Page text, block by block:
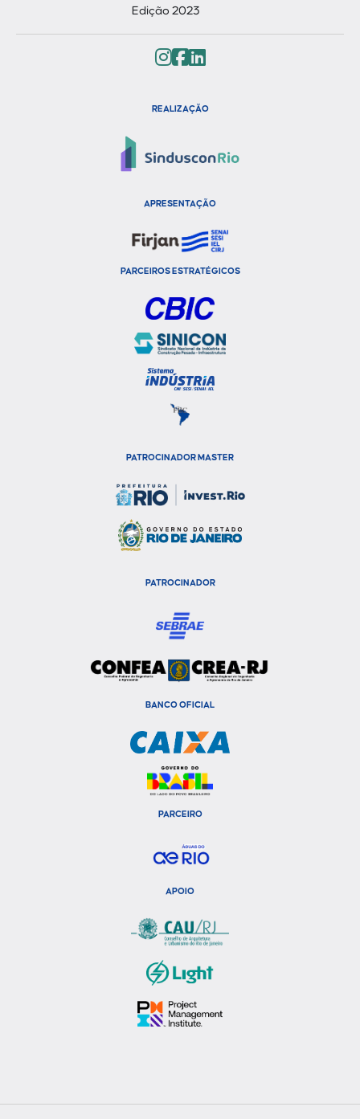
Edição 2023
REALIZAÇÃO
APRESENTAÇÃO
PARCEIROS ESTRATÉGICOS
PATROCINADOR MASTER
PATROCINADOR
BANCO OFICIAL
PARCEIRO
APOIO